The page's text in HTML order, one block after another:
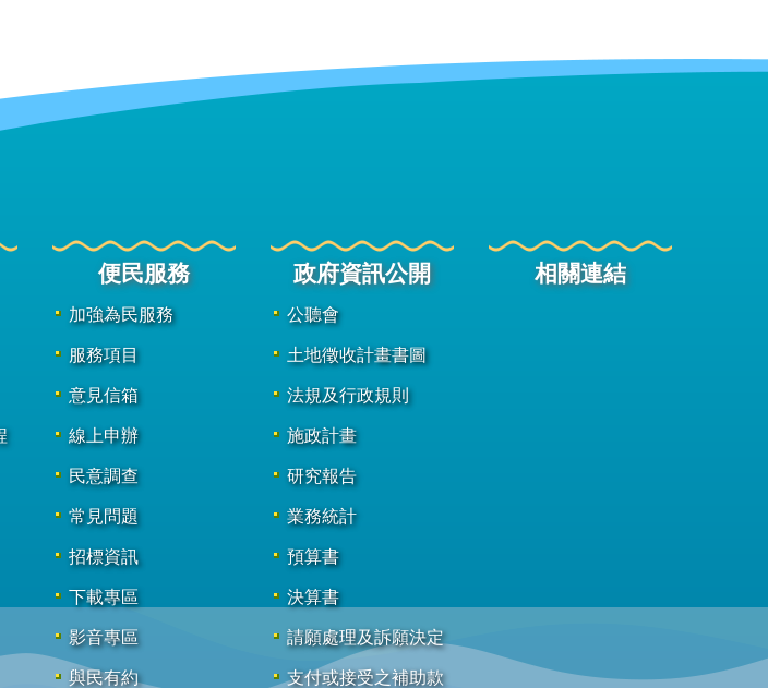
便民服務
加強為民服務
服務項目
意見信箱
線上申辦
民意調查
常見問題
招標資訊
下載專區
影音專區
與民有約
政府資訊公開
公聽會
土地徵收計畫書圖
法規及行政規則
施政計畫
研究報告
業務統計
預算書
決算書
請願處理及訴願決定
支付或接受之補助款
相關連結